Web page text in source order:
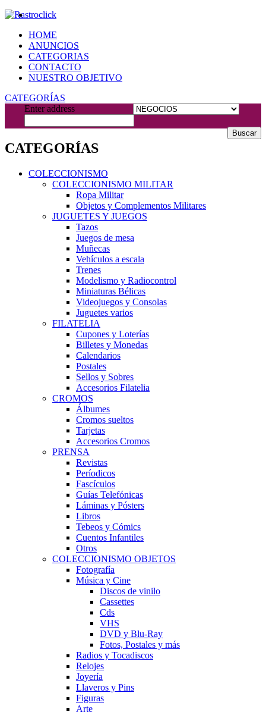
HOME
ANUNCIOS
CATEGORIAS
CONTACTO
NUESTRO OBJETIVO
CATEGORÍAS
Enter address
Buscar
CATEGORÍAS
COLECCIONISMO
COLECCIONISMO MILITAR
Ropa Militar
Objetos y Complementos Militares
JUGUETES Y JUEGOS
Tazos
Juegos de mesa
Muñecas
Vehículos a escala
Trenes
Modelismo y Radiocontrol
Miniaturas Bélicas
Videojuegos y Consolas
Juguetes varios
FILATELIA
Cupones y Loterías
Billetes y Monedas
Calendarios
Postales
Sellos y Sobres
Accesorios Filatelia
CROMOS
Álbumes
Cromos sueltos
Tarjetas
Accesorios Cromos
PRENSA
Revistas
Períodicos
Fascículos
Guías Telefónicas
Láminas y Pósters
Libros
Tebeos y Cómics
Cuentos Infantiles
Otros
COLECCIONISMO OBJETOS
Fotografía
Música y Cine
Discos de vinilo
Cassettes
Cds
VHS
DVD y Blu-Ray
Fotos, Postales y más
Radios y Tocadiscos
Relojes
Joyería
Llaveros y Pins
Figuras
Arte